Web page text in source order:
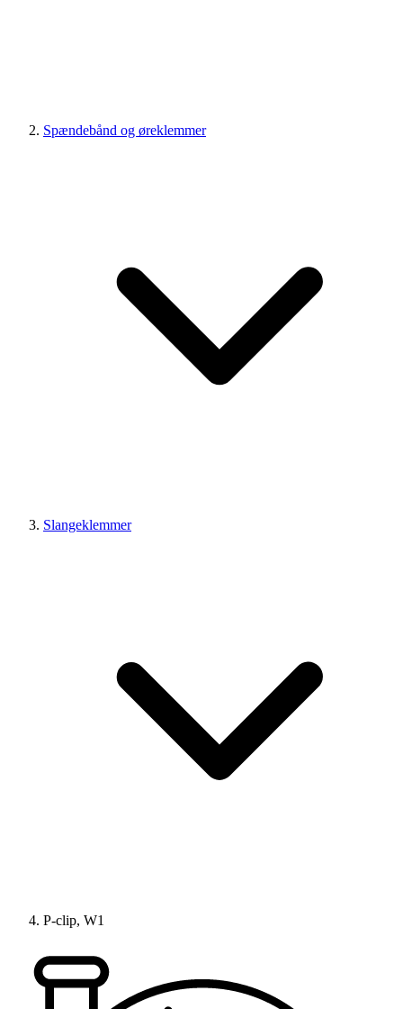
Spændebånd og øreklemmer
Slangeklemmer
P-clip, W1